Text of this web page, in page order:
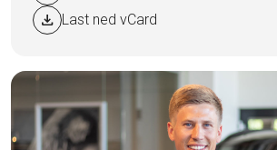
download Last ned vCard